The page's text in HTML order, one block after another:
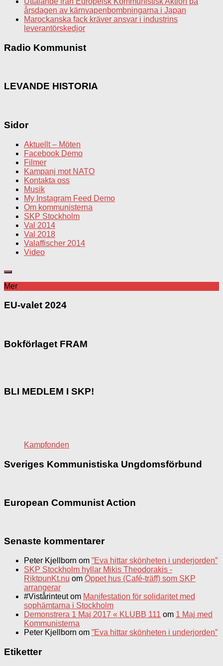
årsdagen av kärnvapenbombningarna i Japan
Marockanska fack kräver ansvar i industrins
leverantörskedjor
Radio Kommunist
LEVANDE HISTORIA
Sidor
Aktuellt – Möten
Facebook Demo
Filmer
Kampanj mot NATO
Kontakta oss
Musik
My Instagram Feed Demo
Om kommunisterna
SKP Stockholm
Val 2014
Val 2018
Valaffischer 2014
Video
Mer
EU-valet 2024
Bokförlaget FRAM
BLI MEDLEM I SKP!
Kampfonden
Sveriges Kommunistiska Ungdomsförbund
European Communist Action
Senaste kommentarer
Peter Kjellborn om ”Eva hittar skönheten i underjorden”
SKP Stockholm hyllar Mikis Theodorakis -
RiktpunKt.nu om Öppet hus (Café-träff) som SKP
arrangerar
#Vistårinteutom Manifestation för solidaritet med
sophämtarna i Stockholm
Demonstrera 1 Maj 2017 « KLUBB 111 om 1 Maj med
Kommunisterna
Peter Kjellborn om ”Eva hittar skönheten i underjorden”
Etiketter